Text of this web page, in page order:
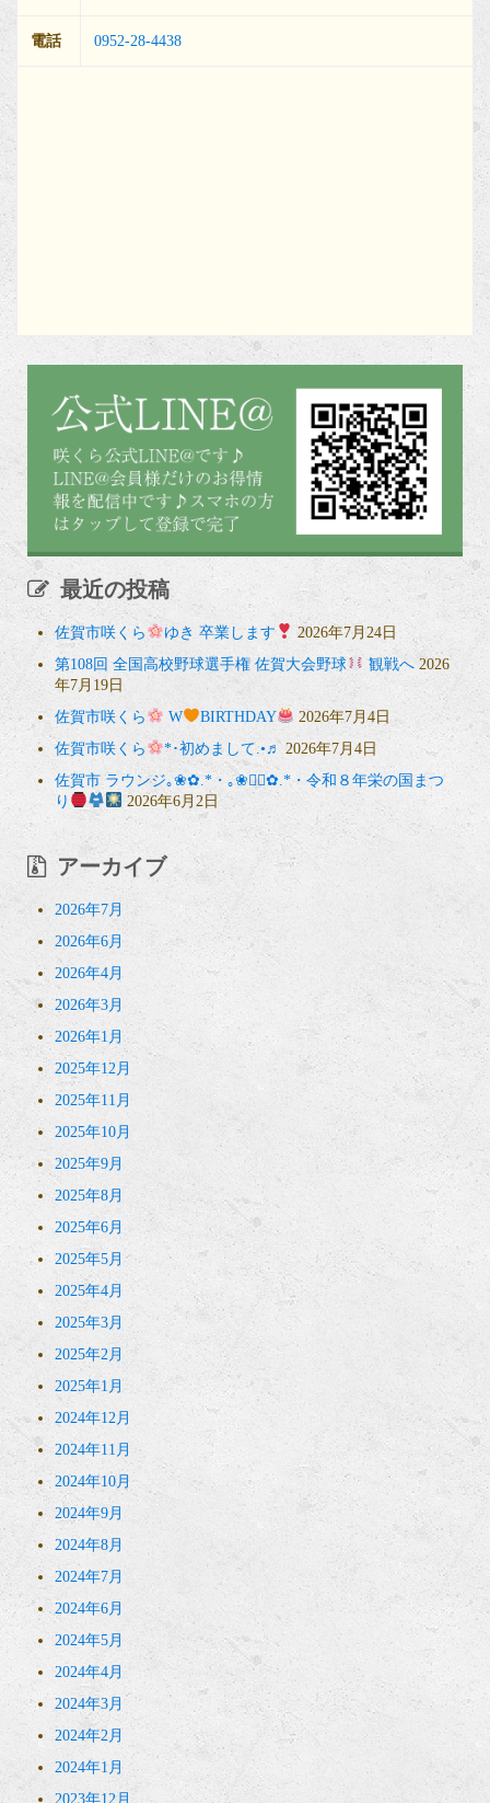
電話 0952-28-4438
最近の投稿
佐賀市咲くら ゆき 卒業します
2026年7月24日
第108回 全国高校野球選手権 佐賀大会野球
観戦へ 2026
年7月19日
佐賀市咲くら
W BIRTHDAY
2026年7月4日
佐賀市咲くら
*･初めまして.•♬ 2026年7月4日
佐賀市 ラウンジ｡❀✿.*・｡❀❁⃘✿.*・令和８年栄の国まつ
り
2026年6月2日
アーカイブ
2026年7月
2026年6月
2026年4月
2026年3月
2026年1月
2025年12月
2025年11月
2025年10月
2025年9月
2025年8月
2025年6月
2025年5月
2025年4月
2025年3月
2025年2月
2025年1月
2024年12月
2024年11月
2024年10月
2024年9月
2024年8月
2024年7月
2024年6月
2024年5月
2024年4月
2024年3月
2024年2月
2024年1月
2023年12月